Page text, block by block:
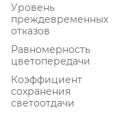
Уровень
преждевременных
отказов
Равномерность
цветопередачи
Коэффициент
сохранения
светоотдачи